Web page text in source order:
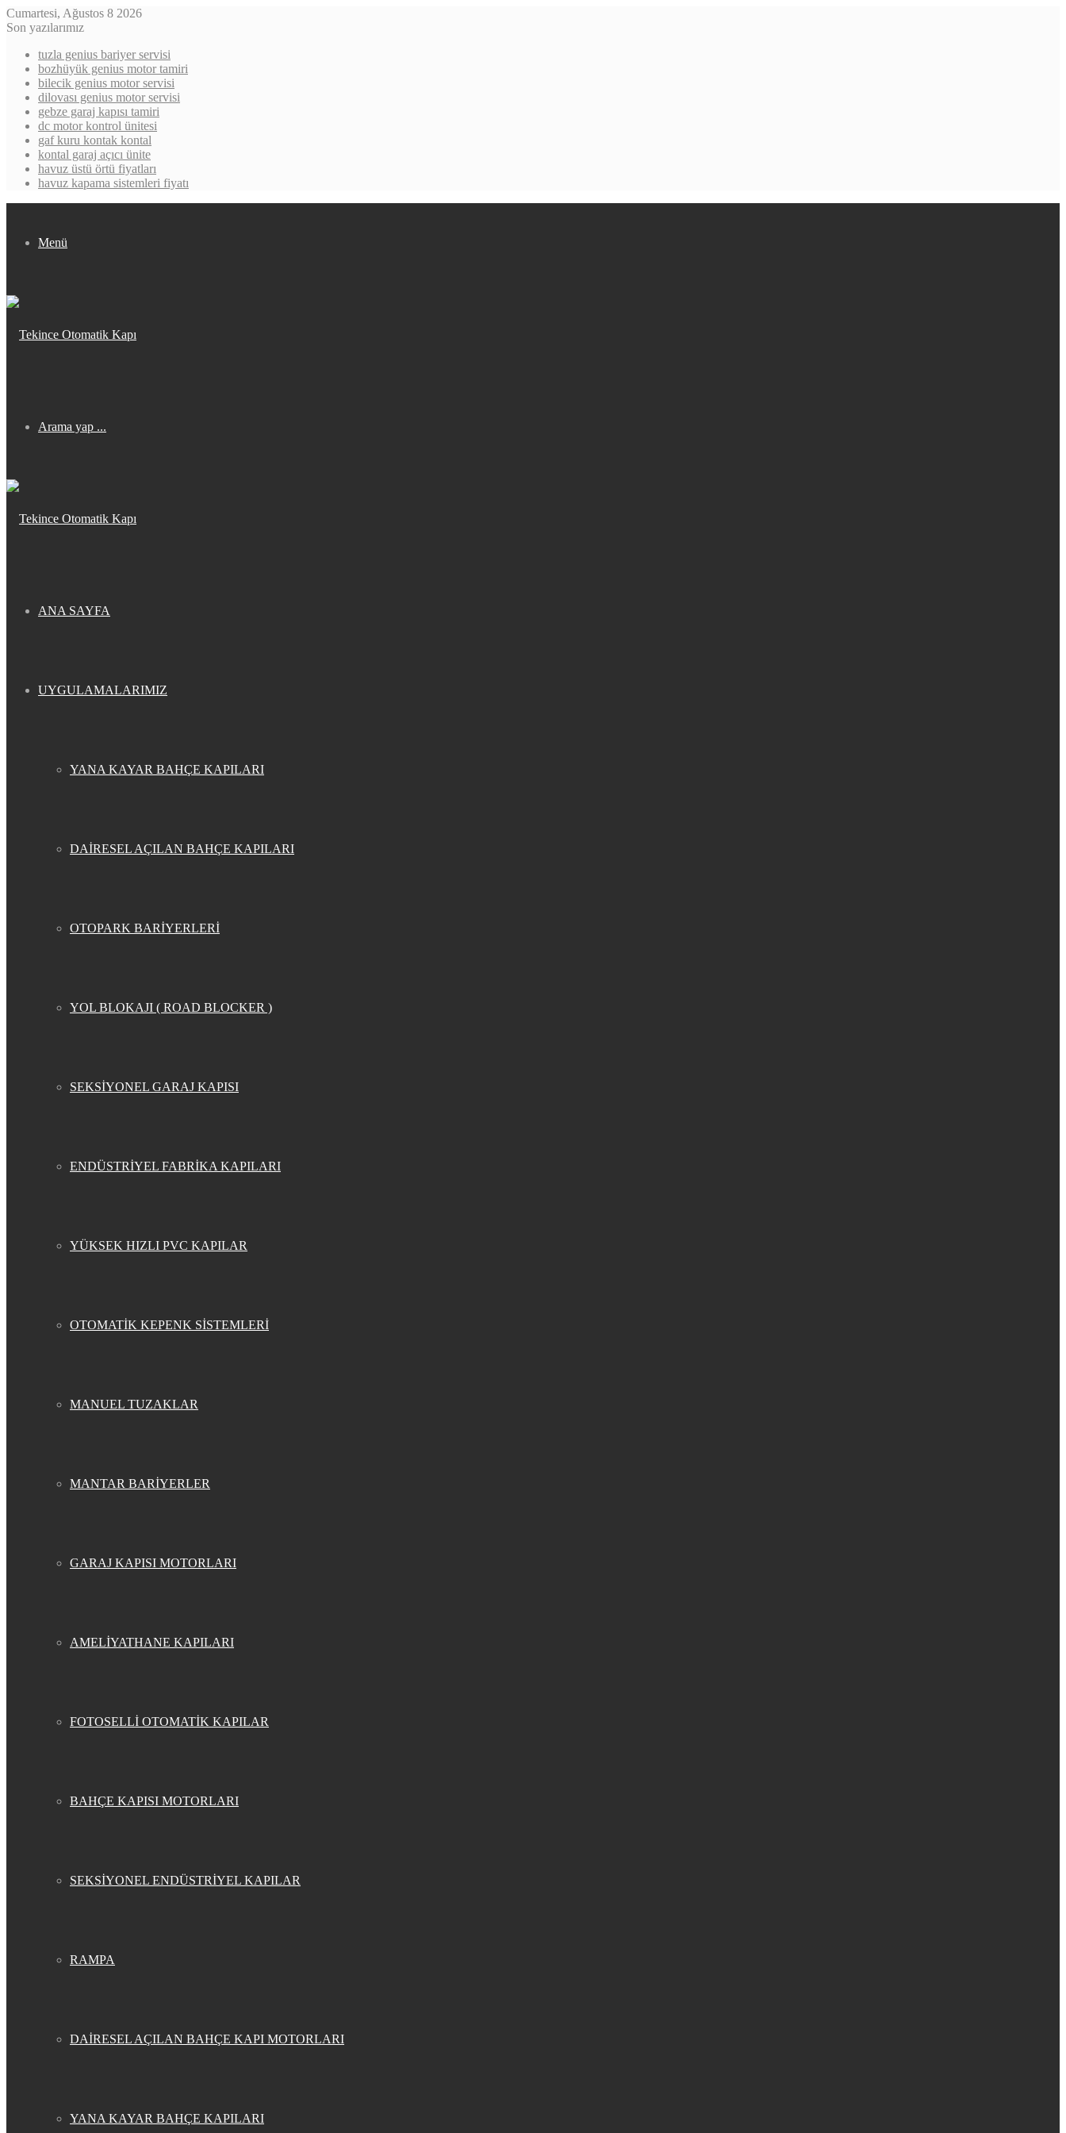
Cumartesi, Ağustos 8 2026
Son yazılarımız
tuzla genius bariyer servisi
bozhüyük genius motor tamiri
bilecik genius motor servisi
dilovası genius motor servisi
gebze garaj kapısı tamiri
dc motor kontrol ünitesi
gaf kuru kontak kontal
kontal garaj açıcı ünite
havuz üstü örtü fiyatları
havuz kapama sistemleri fiyatı
Menü
Arama yap ...
ANA SAYFA
UYGULAMALARIMIZ
YANA KAYAR BAHÇE KAPILARI
DAİRESEL AÇILAN BAHÇE KAPILARI
OTOPARK BARİYERLERİ
YOL BLOKAJI ( ROAD BLOCKER )
SEKSİYONEL GARAJ KAPISI
ENDÜSTRİYEL FABRİKA KAPILARI
YÜKSEK HIZLI PVC KAPILAR
OTOMATİK KEPENK SİSTEMLERİ
MANUEL TUZAKLAR
MANTAR BARİYERLER
GARAJ KAPISI MOTORLARI
AMELİYATHANE KAPILARI
FOTOSELLİ OTOMATİK KAPILAR
BAHÇE KAPISI MOTORLARI
SEKSİYONEL ENDÜSTRİYEL KAPILAR
RAMPA
DAİRESEL AÇILAN BAHÇE KAPI MOTORLARI
YANA KAYAR BAHÇE KAPILARI